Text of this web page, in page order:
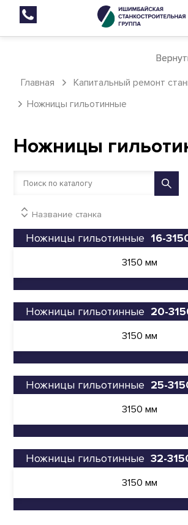
Главная
Капитальный ремонт
Ножницы гильотинные
Ножницы
Название станка
Ножницы гильотинные 16-
3150 мм
Ножницы гильотинные 20-
3150 мм
Ножницы гильотинные 25-
3150 мм
Ножницы гильотинные 32-
3150 мм